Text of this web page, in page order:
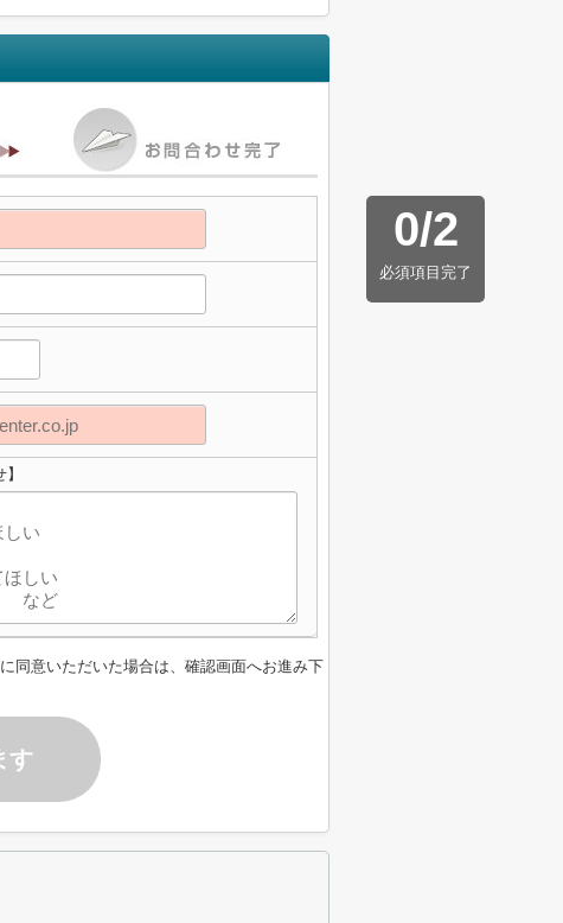
0/2
必須項目完了
同意いただいた場合は、確認画面へお進み下
す